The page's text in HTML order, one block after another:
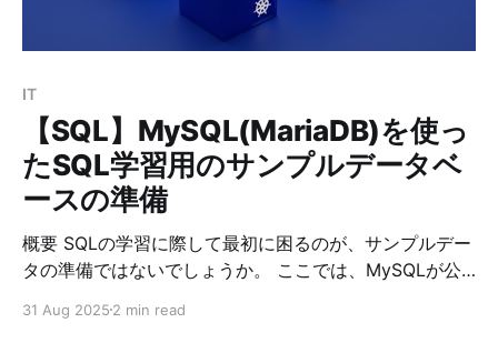
CASE式を使って表示 解答：CASE
IT
【SQL】MySQL(MariaDB)を使っ
たSQL学習用のサンプルデータベ
ースの準備
概要 SQLの学習に際して最初に困るのが、サンプルデー
タの準備ではないでしょうか。 ここでは、MySQLが公
スの導入方法を取り上げます。 「Employees」は6つの
31 Aug 2025 2 min read